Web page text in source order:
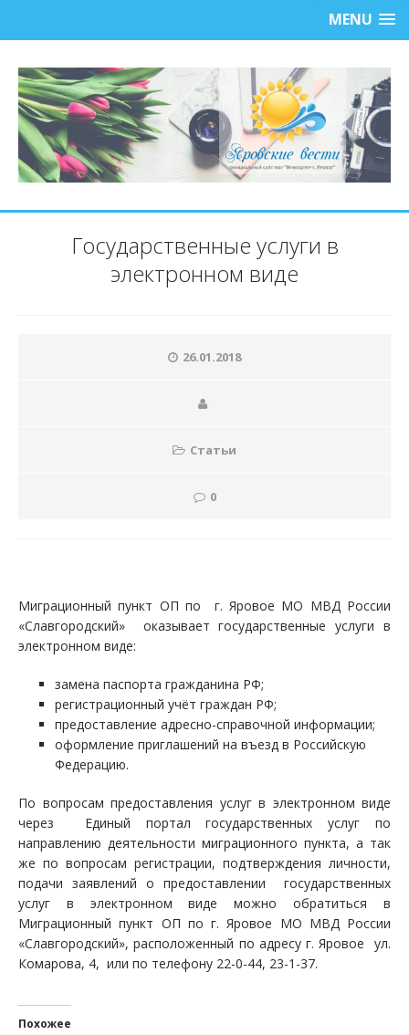
MENU
Государственные услуги в
электронном виде
26.01.2018
Статьи
0
Миграционный пункт ОП по г. Яровое МО МВД России
«Славгородский» оказывает государственные услуги в
электронном виде:
замена паспорта гражданина РФ;
регистрационный учёт граждан РФ;
предоставление адресно-справочной информации;
оформление приглашений на въезд в Российскую
Федерацию.
По вопросам предоставления услуг в электронном виде
через Единый портал государственных услуг по
направлению деятельности миграционного пункта, а так
же по вопросам регистрации, подтверждения личности,
подачи заявлений о предоставлении государственных
услуг в электронном виде можно обратиться в
Миграционный пункт ОП по г. Яровое МО МВД России
«Славгородский», расположенный по адресу г. Яровое ул.
Комарова, 4, или по телефону 22-0-44, 23-1-37.
Похожее